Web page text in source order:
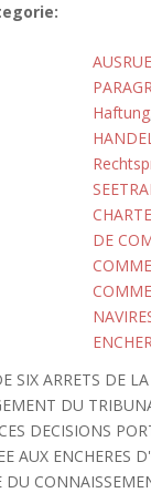
Haftung
DE
SIX ARRETS DE
DU
DECISIONS
AUX ENCHERES
DU